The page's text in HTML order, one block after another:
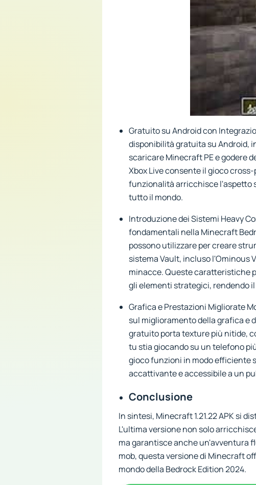
Gratuito su Android con
disponibilità gratuita su Android,
scaricare Minecraft PE e godere
Xbox Live consente il gioco
funzionalità arricchisce l'aspetto
tutto il mondo.
Introduzione dei Sistemi Heavy
fondamentali nella Minecraft
possono utilizzare per creare
sistema Vault, incluso l'Ominous
minacce. Queste caratteristiche
gli elementi strategici, rendendo
Grafica e Prestazioni Migliorate
sul miglioramento della grafica e
gratuito porta texture più nitide,
tu stia giocando su un telefono
gioco funzioni in modo efficiente
accattivante e accessibile a un
Conclusione
In sintesi, Minecraft 1.21.22 APK si
L'ultima versione non solo
ma garantisce anche un'avventura
mob, questa versione di Minecraft
mondo della Bedrock Edition 2024.